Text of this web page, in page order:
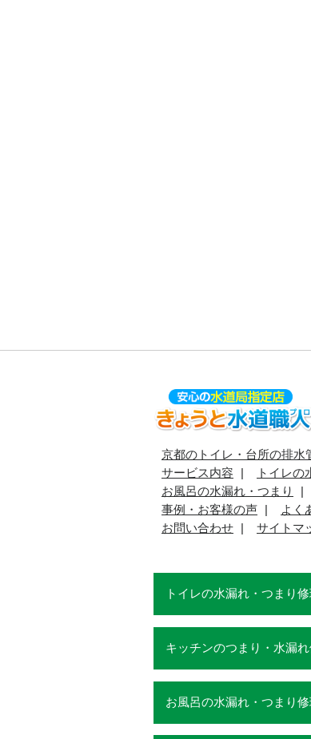
京都のトイレ・台所の排水
サービス内容
トイレの
お風呂の水漏れ・つまり
事例・お客様の声
よく
お問い合わせ
サイトマ
トイレの水漏れ・つまり
キッチンのつまり・水漏
お風呂の水漏れ・つまり